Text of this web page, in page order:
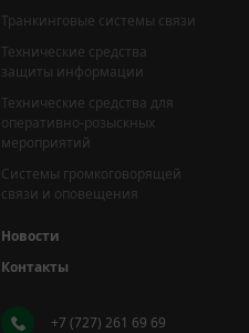
Транкинговые системы связи
Технические средства
защиты информации
Технические средства для
оперативно-розыскных
мероприятий
Системы громкоговорящей
связи и оповещения
Новости
Контакты
+7 (727) 261 69 69